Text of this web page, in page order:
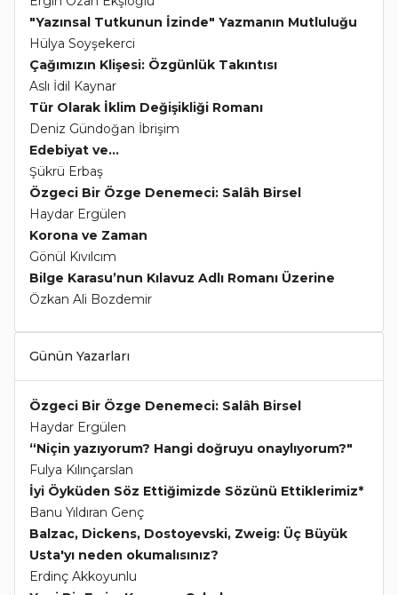
"Yazınsal Tutkunun İzinde" Yazmanın Mutluluğu
Hülya Soyşekerci
Çağımızın Klişesi: Özgünlük Takıntısı
Aslı İdil Kaynar
Tür Olarak İklim Değişikliği Romanı
Deniz Gündoğan İbrişim
Edebiyat ve...
Şükrü Erbaş
Özgeci Bir Özge Denemeci: Salâh Birsel
Haydar Ergülen
Korona ve Zaman
Gönül Kıvılcım
Bilge Karasu’nun Kılavuz Adlı Romanı Üzerine
Özkan Ali Bozdemir
Günün Yazarları
Özgeci Bir Özge Denemeci: Salâh Birsel
Haydar Ergülen
“Niçin yazıyorum? Hangi doğruyu onaylıyorum?"
Fulya Kılınçarslan
İyi Öyküden Söz Ettiğimizde Sözünü Ettiklerimiz*
Banu Yıldıran Genç
Balzac, Dickens, Dostoyevski, Zweig: Üç Büyük
Usta'yı neden okumalısınız?
Erdinç Akkoyunlu